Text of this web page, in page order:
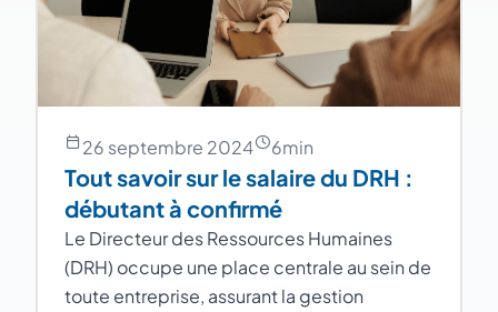
26 septembre 2024 6min
Tout savoir sur le salaire du DRH :
débutant à confirmé
Le Directeur des Ressources Humaines
(DRH) occupe une place centrale au sein de
toute entreprise, assurant la gestion